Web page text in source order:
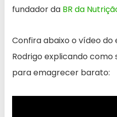
fundador da BR da
Confira abaixo o vídeo do
Rodrigo explicando
para emagrecer barato: